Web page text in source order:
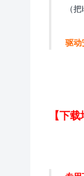
（
驱动
【下载